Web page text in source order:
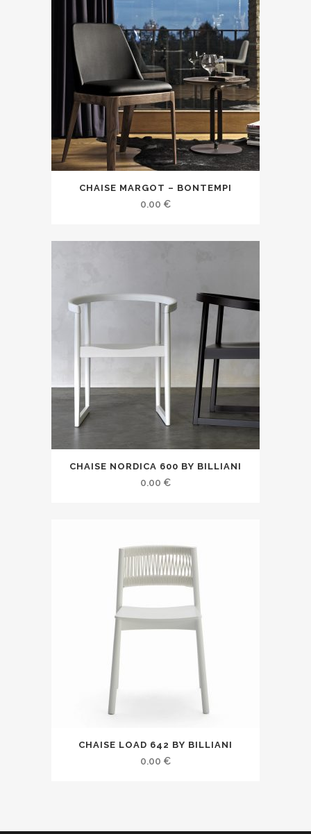
CHAISE MARGOT – BONTEMPI
0.00 €
CHAISE NORDICA 600 BY BILLIANI
0.00 €
CHAISE LOAD 642 BY BILLIANI
0.00 €